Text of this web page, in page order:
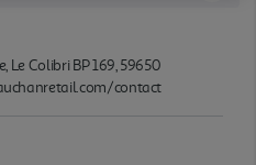
Le Colibri BP 169, 59650
contact